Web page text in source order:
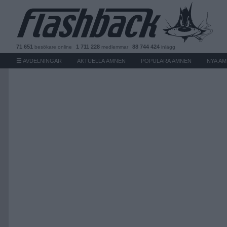
71 651 besökare online 1 711 228 medlemmar 88 744 424 inlägg
AVDELNINGAR AKTUELLA ÄMNEN POPULÄRA ÄMNEN NYA